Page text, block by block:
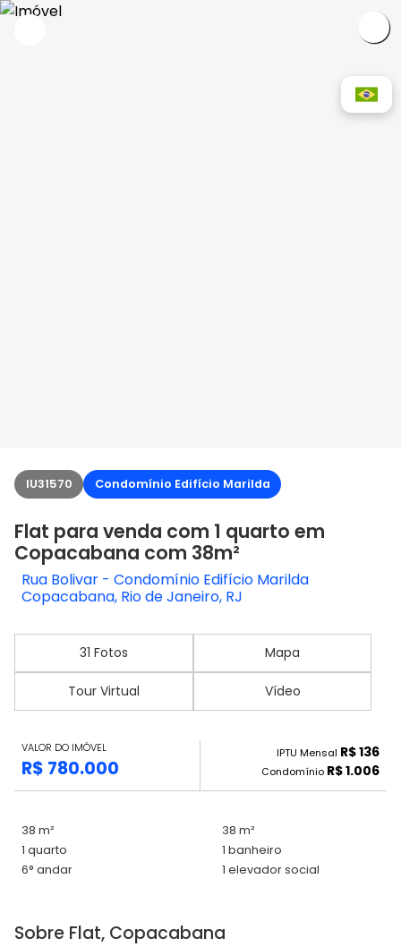
IU31570 Condomínio Edifício Marilda
Flat para venda com 1 quarto em
Copacabana com 38m²
Rua Bolivar - Condomínio Edifício Marilda
Copacabana, Rio de Janeiro, RJ
31 Fotos Mapa
Tour Virtual Vídeo
VALOR DO IMÓVEL
R$ 780.000
IPTU Mensal R$ 136
Condomínio R$ 1.006
38 m²
38 m²
1 quarto
1 banheiro
6° andar
1 elevador social
Sobre Flat, Copacabana